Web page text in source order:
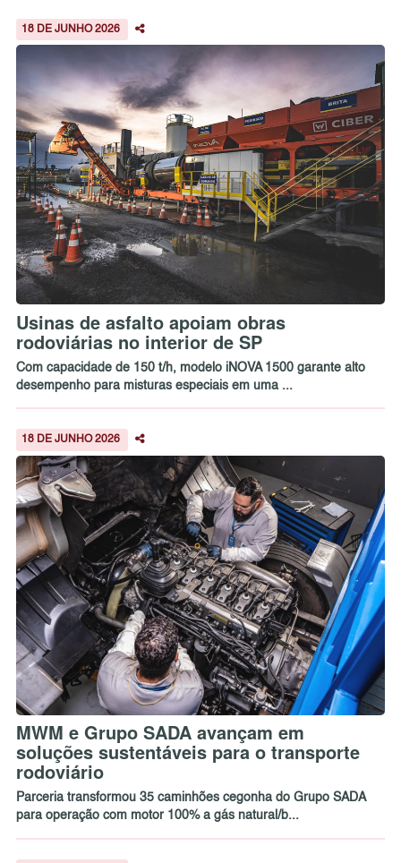
18 DE JUNHO 2026
Usinas de asfalto apoiam obras
rodoviárias no interior de SP
Com capacidade de 150 t/h, modelo iNOVA 1500 garante alto
desempenho para misturas especiais em uma ...
18 DE JUNHO 2026
MWM e Grupo SADA avançam em
soluções sustentáveis para o transporte
rodoviário
Parceria transformou 35 caminhões cegonha do Grupo SADA
para operação com motor 100% a gás natural/b...